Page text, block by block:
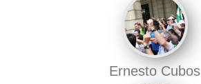
Ernesto Cubos